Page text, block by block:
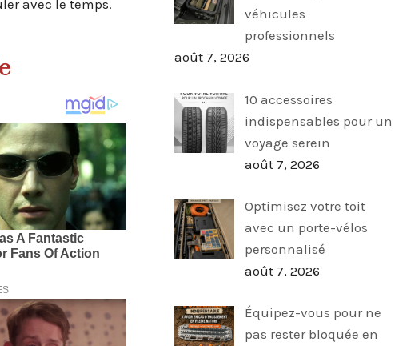
avec le temps.
véhicules
professionnels
août 7, 2026
10 accessoires
indispensables pour un
voyage serein
août 7, 2026
Optimisez votre toit
avec un porte-vélos
personnalisé
août 7, 2026
Équipez-vous pour ne
pas rester bloquée en